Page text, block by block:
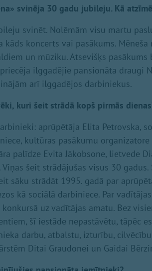
svinēja 30 gadu jubileju. Kā
svinēt. Nolēmām visu martu
koncerts vai pasākums.
un mūziku. Atsevišķs
ilggadējie pansionāta draugi
arī ilggadējos darbiniekus.
kuri šeit strādā kopš pirmās
aprūpētāja Elita Petrovska,
kultūras pasākumu
palīdze Evita Jākobsone, lietvede
Viņas šeit strādājušas visus 30
sāku strādāt 1995. gadā par
kā sociālā darbiniece. Par
uz vadītājas amatu. Bez
šī iestāde nepastāvētu, tāpēc
darbu, atbalstu, izturību,
Ditai Graudonei un Gaidai